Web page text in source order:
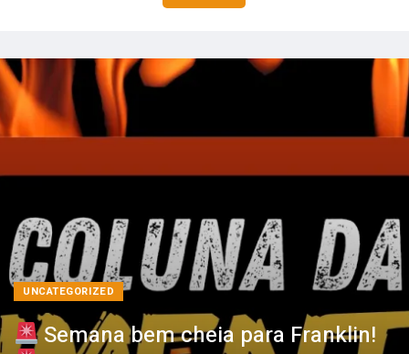
UNCATEGORIZED
Semana bem cheia para Franklin!